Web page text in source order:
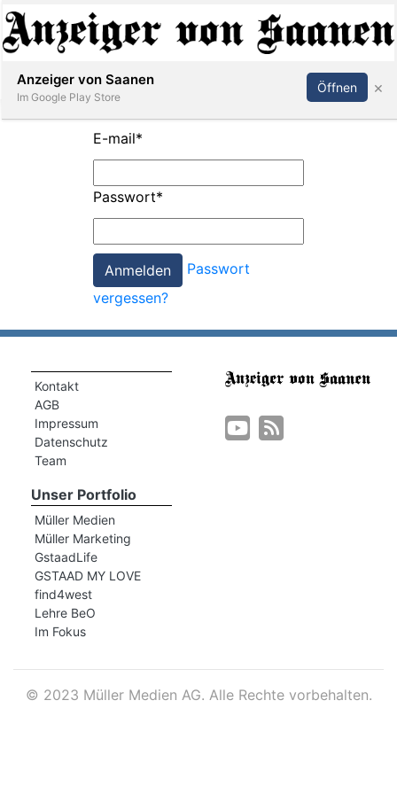
Abonnieren Anmelden
E-mail*
Passwort*
Passwort
vergessen?
Kontakt
AGB
Impressum
Datenschutz
Team
Unser Portfolio
Müller Medien
Müller Marketing
GstaadLife
GSTAAD MY LOVE
find4west
Lehre BeO
Im Fokus
© 2023 Müller Medien AG. Alle Rechte vorbehalten.
Anzeiger von Saanen
Im Google Play Store
Öffnen ×